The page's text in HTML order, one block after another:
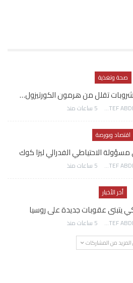
صحة وتغذية
تقلل من هرمون الكورتيزول…
AWATEF ABDELHAMED 5 ساعات منذ
اقتصاد وبورصة
الاحتياطي الفدرالي ليزا كوك
AWATEF ABDELHAMED 5 ساعات منذ
أخر الأخبار
يتبنى عقوبات جديدة على روسيا
AWATEF ABDELHAMED 5 ساعات منذ
من المشاركات